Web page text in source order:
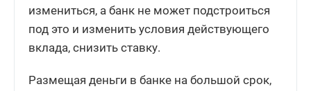
измениться, а банк не может подстроиться
под это и изменить условия действующего
вклада, снизить ставку.
Размещая деньги в банке на большой срок,